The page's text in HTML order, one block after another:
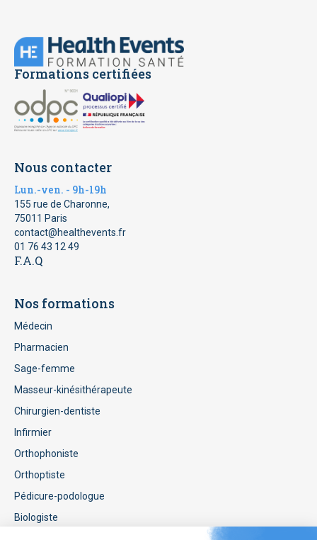
Formations certifiées
Nous contacter
Lun.-ven. - 9h-19h
155 rue de Charonne,
75011 Paris
contact@healthevents.fr
01 76 43 12 49
F.A.Q
Nos formations
Médecin
Pharmacien
Sage-femme
Masseur-kinésithérapeute
Chirurgien-dentiste
Infirmier
Orthophoniste
Orthoptiste
Pédicure-podologue
Biologiste